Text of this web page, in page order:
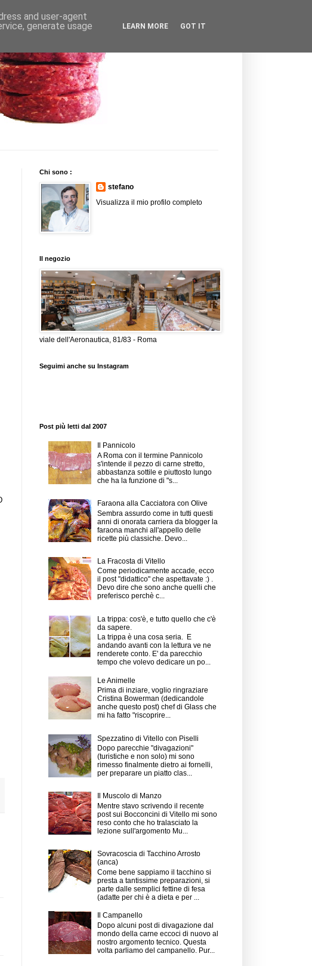
Chi sono :
stefano
Visualizza il mio profilo completo
Il negozio
viale dell'Aeronautica, 81/83 - Roma
Seguimi anche su Instagram
Post più letti dal 2007
Il Pannicolo
A Roma con il termine Pannicolo
s'intende il pezzo di carne stretto,
abbastanza sottile e piuttosto lungo
che ha la funzione di "s...
Faraona alla Cacciatora con Olive
Sembra assurdo come in tutti questi
anni di onorata carriera da blogger la
faraona manchi all'appello delle
ricette più classiche. Devo...
La Fracosta di Vitello
Come periodicamente accade, ecco
il post "didattico" che aspettavate :) .
Devo dire che sono anche quelli che
preferisco perchè c...
La trippa: cos'è, e tutto quello che c'è
da sapere.
La trippa è una cosa seria. E
andando avanti con la lettura ve ne
renderete conto. E' da parecchio
tempo che volevo dedicare un po...
Le Animelle
Prima di inziare, voglio ringraziare
Cristina Bowerman (dedicandole
anche questo post) chef di Glass che
mi ha fatto "riscoprire...
Spezzatino di Vitello con Piselli
Dopo parecchie "divagazioni"
(turistiche e non solo) mi sono
rimesso finalmente dietro ai fornelli,
per preparare un piatto clas...
Il Muscolo di Manzo
Mentre stavo scrivendo il recente
post sui Bocconcini di Vitello mi sono
reso conto che ho tralasciato la
lezione sull'argomento Mu...
Sovracoscia di Tacchino Arrosto
(anca)
Come bene sappiamo il tacchino si
presta a tantissime preparazioni, si
parte dalle semplici fettine di fesa
(adatte per chi è a dieta e per ...
Il Campanello
Dopo alcuni post di divagazione dal
mondo della carne eccoci di nuovo al
nostro argomento tecnico. Questa
volta parliamo del campanello. Pur...
and user-agent
generate usage
LEARN MORE GOT IT